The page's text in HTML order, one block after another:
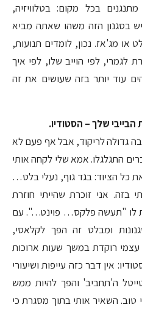
בכל מקום: בטלוויזיה,
בסגנון הזה משהו שאתה מביא
מג'אז. נכון, לומדים תנועות,
לפי הוייב שלו, לפי איך
עוד יותר בזה שעושים את זה
שלך – הסטודיו.
גדולה לריקוד, אבל אף פעם לא
התגלגלו. אמא שלי לקחה אותי
כל הציוד: בגד גוף, נעלי בלט…
אני זוכרת שהייתי חוזרת
לו "תעשה פלקס… פוינט…". עם
ומבלט זה הפך לקלאסי,
רוקדת במשך שעות ארוכות
אין דבר כזה עייפות ושיעורי
ה'תחביב' והפך להיות ממש
השאיר אותי בתוך מסגרת כי